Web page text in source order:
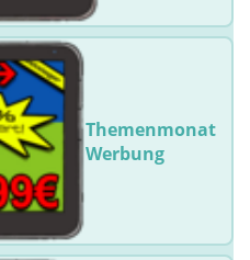
Themenmonat
Werbung